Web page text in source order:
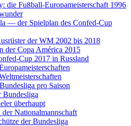
die Fußball-Europameisterschaft 1996
— der Spielplan des Confed-Cup
der WM 2002 bis 2018
der Copa América 2015
Cup 2017 in Russland
pro Saison
Bundesliga
überhaupt
Nationalmannschaft
der Bundesliga